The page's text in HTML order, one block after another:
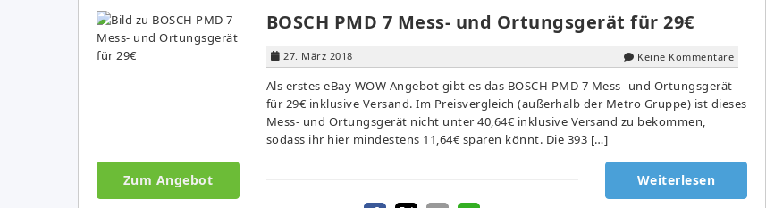
BOSCH PMD 7 Mess- und Ortungsgerät für 29€
27. März 2018 Keine Kommentare
Als erstes eBay WOW Angebot gibt es das BOSCH PMD 7 Mess- und Ortungsgerät
für 29€ inklusive Versand. Im Preisvergleich (außerhalb der Metro Gruppe) ist dieses
Mess- und Ortungsgerät nicht unter 40,64€ inklusive Versand zu bekommen,
sodass ihr hier mindestens 11,64€ sparen könnt. Die 393 […]
Zum Angebot Weiterlesen